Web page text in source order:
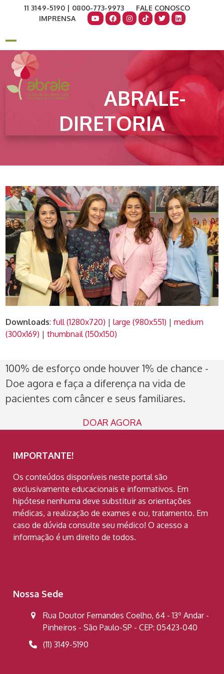
11 3149-5190 | 0800-773-9973
FALE CONOSCO
IMPRENSA
Open
mobile
menu
Close
mobile
menu
ABRALE-
DIRETORIA
Downloads:full (1280x720) |large (980x551) |medium
(300x169) |thumbnail (150x150)
100% de esforço onde houver 1% de chance -
Doe agora e faça a diferença na vida de
pacientes com câncer e seus familiares.
DOAR AGORA
IMPORTANTE!
Os conteúdos disponíveis neste portal são
exclusivamente educacionais e informativos. Em
hipótese nenhuma deve substituir as orientações
médicas, a realização de exames e ou, tratamento. Em
caso de dúvida consulte seu médico! O acesso a
informação é um direito de todos.
Nossa Sede
Rua Doutor Fernandes Coelho, 64 - 13º Andar -
Pinheiros - São Paulo-SP - CEP: 05423-040
(11) 3149-5190